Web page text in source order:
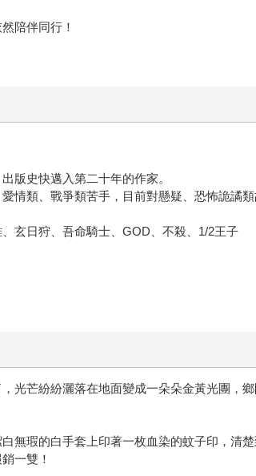
陪伴同行！
版史快邁入第二十年的作家。
情類、戰爭類苦手，目前對懸疑、恐怖詭譎類
玄日狩、吾命騎士、GOD、不殺、1/2王子
光芒紛紛灑落在地面變成一朵朵金黃光團
無瑕的白手套上印著一枚血染的蚊子印，清
一雙！